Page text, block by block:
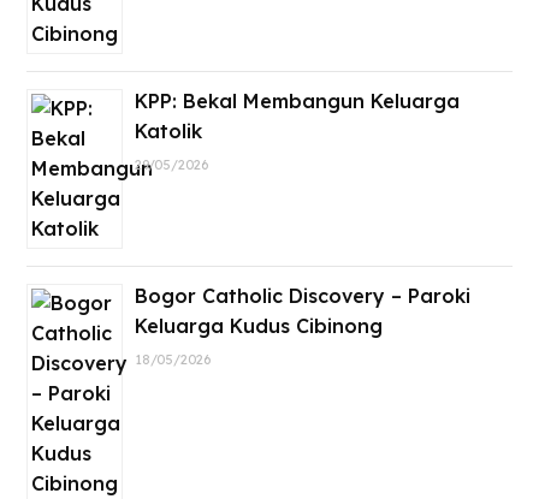
KPP: Bekal Membangun Keluarga
Katolik
29/05/2026
Bogor Catholic Discovery – Paroki
Keluarga Kudus Cibinong
18/05/2026